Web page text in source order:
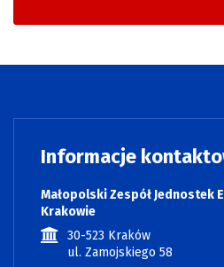
Informacje
Małopolski Zespół Jednostek
Krakowie
30-523 Kraków
ul. Zamojskiego 58